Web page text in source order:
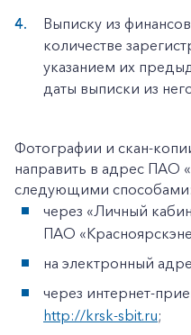
Выписку из
количестве
указанием их
даты выписки из
Фотографии и скан-
направить в адрес ПАО
следующими способами:
через «Личный
ПАО
на электронный
через интернет-
http://krsk-sbit.ru;